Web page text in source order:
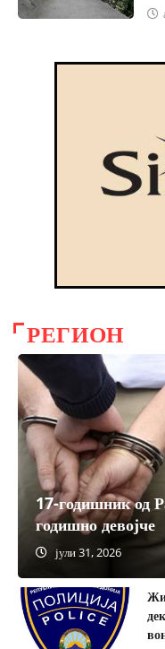
РЕГИОН
17-годишник од
годишно девојче
јули 31, 2026
јули 24, 2026